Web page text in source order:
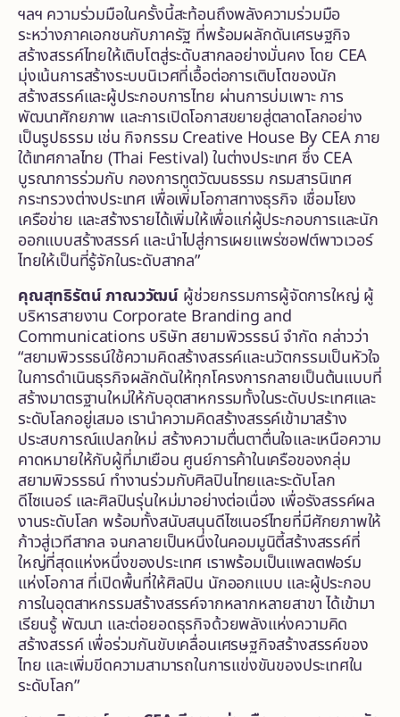
ฯลฯ ความร่วมมือในครั้งนี้สะท้อนถึงพลังความร่วมมือ
ระหว่างภาคเอกชนกับภาครัฐ ที่พร้อมผลักดันเศรษฐกิจ
สร้างสรรค์ไทยให้เติบโตสู่ระดับสากลอย่างมั่นคง โดย CEA
มุ่งเน้นการสร้างระบบนิเวศที่เอื้อต่อการเติบโตของนัก
สร้างสรรค์และผู้ประกอบการไทย ผ่านการบ่มเพาะ การ
พัฒนาศักยภาพ และการเปิดโอกาสขยายสู่ตลาดโลกอย่าง
เป็นรูปธรรม เช่น กิจกรรม Creative House By CEA ภาย
ใต้เทศกาลไทย (Thai Festival) ในต่างประเทศ ซึ่ง CEA
บูรณาการร่วมกับ กองการทูตวัฒนธรรม กรมสารนิเทศ
กระทรวงต่างประเทศ เพื่อเพิ่มโอกาสทางธุรกิจ เชื่อมโยง
เครือข่าย และสร้างรายได้เพิ่มให้เพื่อแก่ผู้ประกอบการและนัก
ออกแบบสร้างสรรค์ และนำไปสู่การเผยแพร่ซอฟต์พาวเวอร์
ไทยให้เป็นที่รู้จักในระดับสากล”
คุณสุทธิรัตน์ ภาณววัฒน์ ผู้ช่วยกรรมการผู้จัดการใหญ่ ผู้
บริหารสายงาน Corporate Branding and
Communications บริษัท สยามพิวรรธน์ จำกัด กล่าวว่า
“สยามพิวรรธน์ใช้ความคิดสร้างสรรค์และนวัตกรรมเป็นหัวใจ
ในการดำเนินธุรกิจผลักดันให้ทุกโครงการกลายเป็นต้นแบบที่
สร้างมาตรฐานใหม่ให้กับอุตสาหกรรมทั้งในระดับประเทศและ
ระดับโลกอยู่เสมอ เรานำความคิดสร้างสรรค์เข้ามาสร้าง
ประสบการณ์แปลกใหม่ สร้างความตื่นตาตื่นใจและเหนือความ
คาดหมายให้กับผู้ที่มาเยือน ศูนย์การค้าในเครือของกลุ่ม
สยามพิวรรธน์ ทำงานร่วมกับศิลปินไทยและระดับโลก
ดีไซเนอร์ และศิลปินรุ่นใหม่มาอย่างต่อเนื่อง เพื่อรังสรรค์ผล
งานระดับโลก พร้อมทั้งสนับสนุนดีไซเนอร์ไทยที่มีศักยภาพให้
ก้าวสู่เวทีสากล จนกลายเป็นหนึ่งในคอมมูนิตี้สร้างสรรค์ที่
ใหญ่ที่สุดแห่งหนึ่งของประเทศ เราพร้อมเป็นแพลตฟอร์ม
แห่งโอกาส ที่เปิดพื้นที่ให้ศิลปิน นักออกแบบ และผู้ประกอบ
การในอุตสาหกรรมสร้างสรรค์จากหลากหลายสาขา ได้เข้ามา
เรียนรู้ พัฒนา และต่อยอดธุรกิจด้วยพลังแห่งความคิด
สร้างสรรค์ เพื่อร่วมกันขับเคลื่อนเศรษฐกิจสร้างสรรค์ของ
ไทย และเพิ่มขีดความสามารถในการแข่งขันของประเทศใน
ระดับโลก”